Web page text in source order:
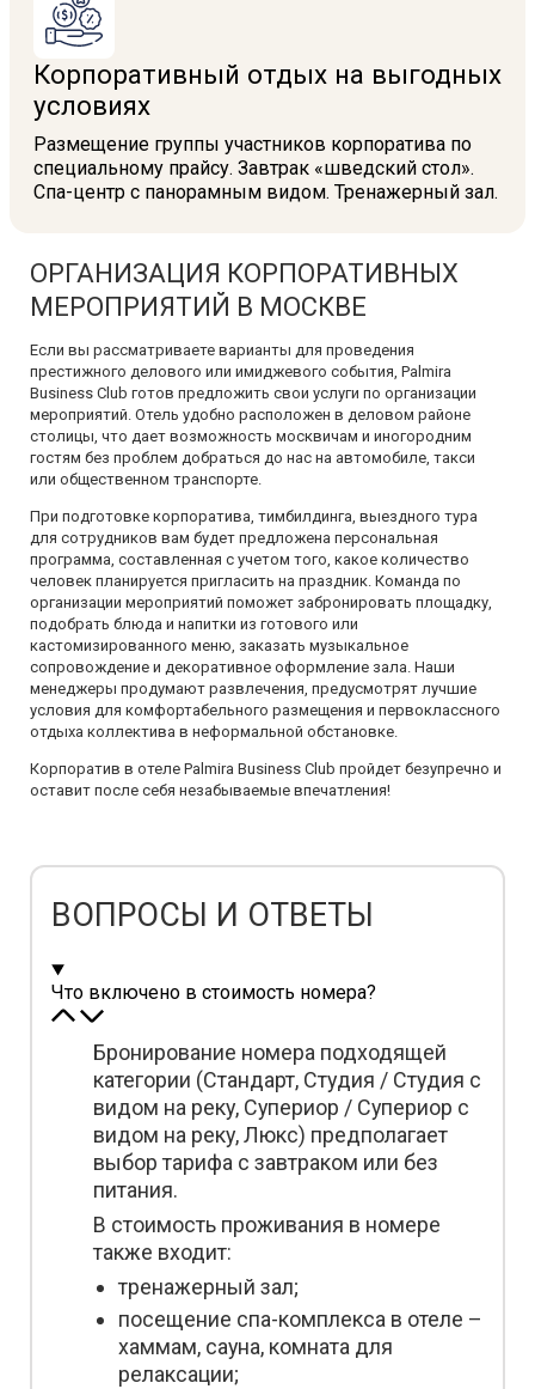
Корпоративный отдых на выгодных
условиях
Размещение группы участников корпоратива по
специальному прайсу. Завтрак «шведский стол».
Спа-центр с панорамным видом. Тренажерный зал.
ОРГАНИЗАЦИЯ КОРПОРАТИВНЫХ
МЕРОПРИЯТИЙ В МОСКВЕ
Если вы рассматриваете варианты для проведения
престижного делового или имиджевого события,Palmira
Business Club готов предложить своиуслуги по организации
мероприятий. Отель удобно расположен в деловом районе
столицы, что дает возможность москвичам и иногородним
гостям без проблем добраться до нас на автомобиле, такси
или общественном транспорте.
При подготовке корпоратива, тимбилдинга, выездного тура
для сотрудников вам будет предложена персональная
программа, составленная с учетом того, какое количество
человек планируется пригласить на праздник.Команда по
организации мероприятий поможет забронировать площадку,
подобрать блюда и напитки из готового или
кастомизированного меню, заказать музыкальное
сопровождение и декоративное оформление зала. Наши
менеджеры продумают развлечения, предусмотрят лучшие
условия для комфортабельного размещения и первоклассного
отдыха коллектива в неформальной обстановке.
Корпоратив в отелеPalmira Business Club пройдет безупречно и
оставит после себя незабываемые впечатления!
ВОПРОСЫ И ОТВЕТЫ
Что включено в стоимость номера?
Бронирование номера подходящей
категории (Стандарт, Студия / Студия с
видом на реку, Супериор / Супериор с
видом на реку, Люкс) предполагает
выбор тарифа с завтраком или без
питания.
В стоимость проживания в номере
также входит:
тренажерный зал;
посещение спа-комплекса в отеле –
хаммам, сауна, комната для
релаксации;